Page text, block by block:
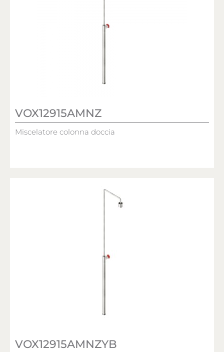
VOX12915AMNZ
Miscelatore colonna doccia
VOX12915AMNZYB